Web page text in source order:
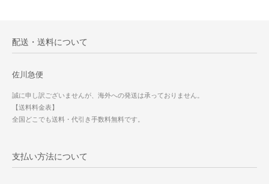
配送・送料について
佐川急便
誠に申し訳ございませんが、海外への発送は承っておりません。
【送料料金表】
全国どこでも送料・代引き手数料無料です。
支払い方法について